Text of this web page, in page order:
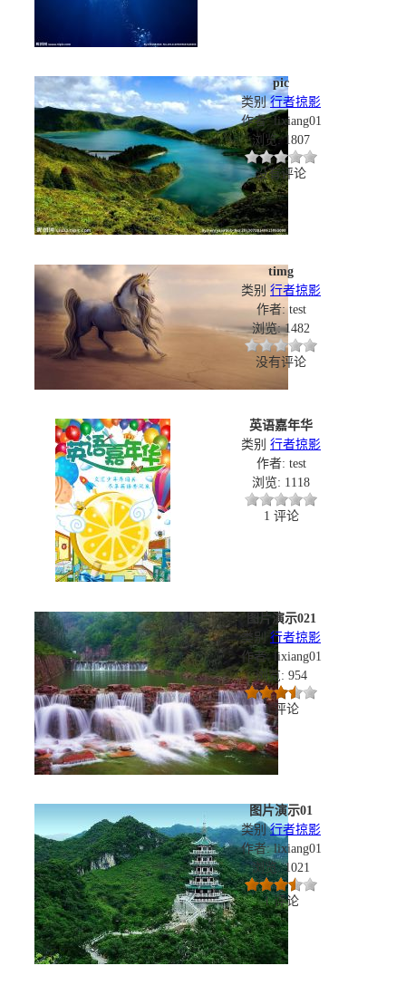
pic
类别行者掠影
作者: lixiang01
浏览: 1807
没有评论
timg
类别行者掠影
作者: test
浏览: 1482
没有评论
英语嘉年华
类别行者掠影
作者: test
浏览: 1118
1 评论
图片演示021
类别行者掠影
作者: lixiang01
浏览: 954
1 评论
图片演示01
类别行者掠影
作者: lixiang01
浏览: 1021
1 评论